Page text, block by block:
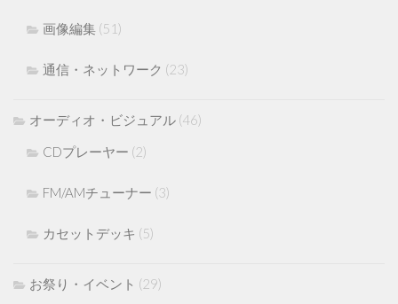
画像編集 (51)
通信・ネットワーク (23)
オーディオ・ビジュアル (46)
CDプレーヤー (2)
FM/AMチューナー (3)
カセットデッキ (5)
お祭り・イベント (29)